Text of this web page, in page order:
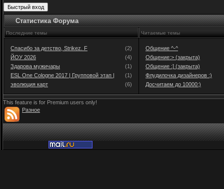
public
return
public
Статистика Форума
Последние темы Читаемые темы
Спасибо за детство, Strikez. F
(2)
ЙОУ 2026
(4)
Здарова мужичары
(1)
ESL One Cologne 2017 | Групповой этап |
(1)
эволюция карт
(6)
Общение ^-^
Общение:> (закрыта)
Общение :] (закрыта)
Флудилочка дизайнеров :)
Досчитаем до 10000:)
This feature is for Premium users only!
Разное